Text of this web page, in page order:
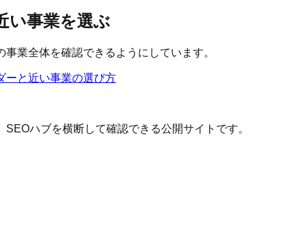
い事業を選ぶ
業全体を確認できるようにしています。
ーと近い事業の選び方
ハブを横断して確認できる公開サイトです。